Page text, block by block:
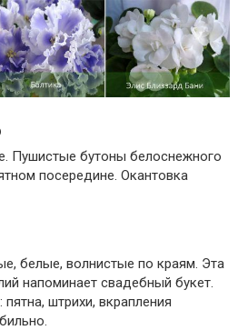
Пушистые бутоны белоснежного
посередине. Окантовка
белые, волнистые по краям. Эта
напоминает свадебный букет.
штрихи, вкрапления